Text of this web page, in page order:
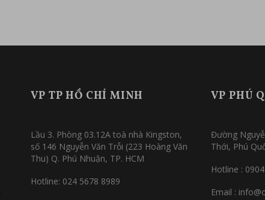
VP TP HỒ CHÍ MINH
Lầu 3. Phòng 03.12A toà nhà Kingston,
số 146 Nguyễn Văn Trỗi (223 Hoàng Văn
Thu) Q. Phú Nhuận, TP. HCM
Hotline: 024 5678 8989
VP PHÚ
Đường
Thới, Phú
Hotline :
Email :